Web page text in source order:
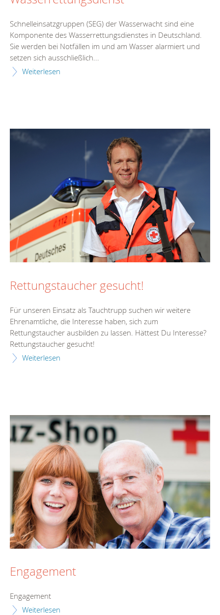
Schnelleinsatzgruppen (SEG) der Wasserwacht sind eine
Komponente des Wasserrettungsdienstes in Deutschland.
Sie werden bei Notfällen im und am Wasser alarmiert und
setzen sich ausschließlich...
Weiterlesen
Rettungstaucher gesucht!
Für unseren Einsatz als Tauchtrupp suchen wir weitere
Ehrenamtliche, die Interesse haben, sich zum
Rettungstaucher ausbilden zu lassen. Hättest Du Interesse?
Rettungstaucher gesucht!
Weiterlesen
Engagement
Engagement
Weiterlesen